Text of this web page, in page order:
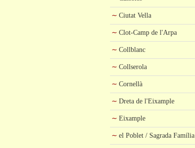
Ciutat Vella
Clot-Camp de l'Arpa
Collblanc
Collserola
Cornellà
Dreta de l'Eixample
Eixample
el Poblet / Sagrada Família